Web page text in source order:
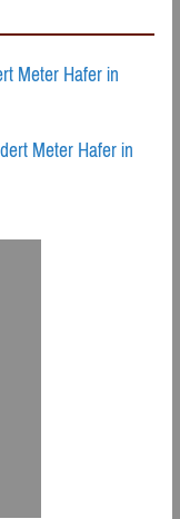
Meter Hafer in
Meter Hafer in